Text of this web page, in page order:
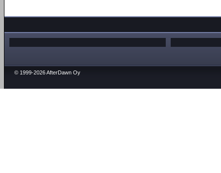
© 1999-2026 AfterDawn Oy